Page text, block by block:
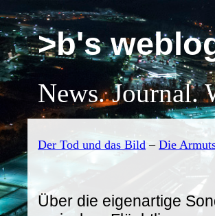
>b's
News. Journal.
Der Tod und das Bild – Die
Über die eigenartige